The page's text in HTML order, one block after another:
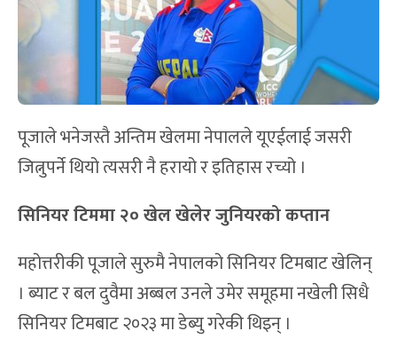
पूजाले भनेजस्तै अन्तिम खेलमा नेपालले यूएईलाई जसरी
जित्नुपर्ने थियो त्यसरी नै हरायो र इतिहास रच्यो ।
सिनियर टिममा २० खेल खेलेर जुनियरको कप्तान
महोत्तरीकी पूजाले सुरुमै नेपालको सिनियर टिमबाट खेलिन्
। ब्याट र बल दुवैमा अब्बल उनले उमेर समूहमा नखेली सिधै
सिनियर टिमबाट २०२३ मा डेब्यु गरेकी थिइन् ।